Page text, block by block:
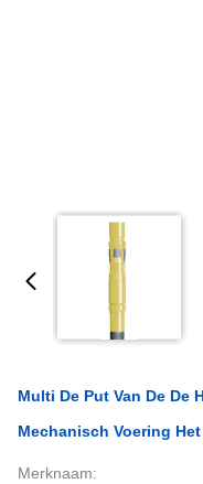
Multi De Put Van De De
Mechanisch Voering
Merknaam: